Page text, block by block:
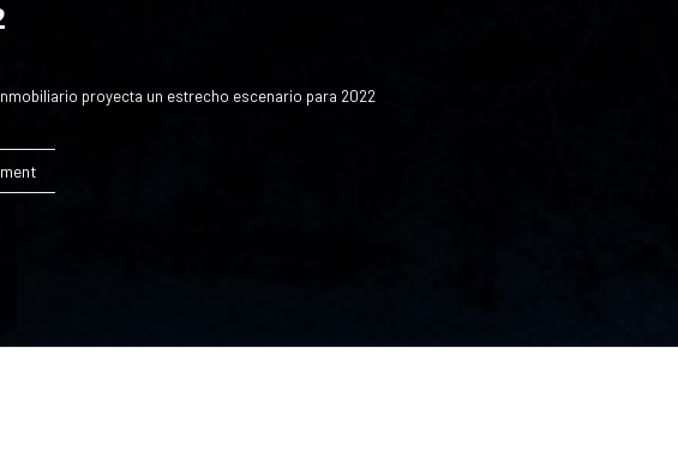
proyecta un estrecho escenario para 2022